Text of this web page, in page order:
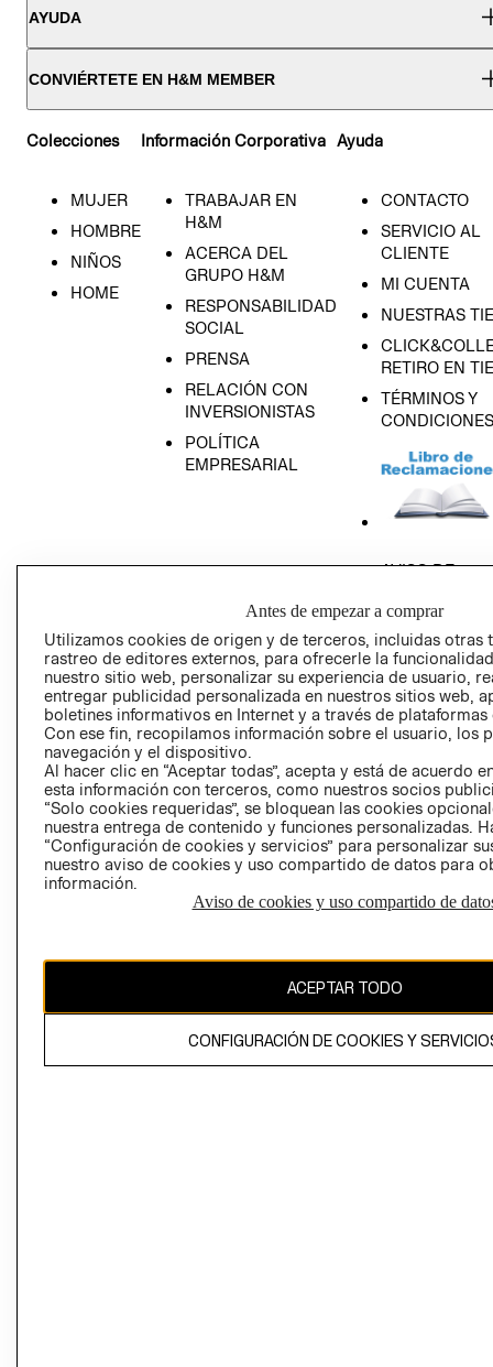
AYUDA
CONVIÉRTETE EN H&M MEMBER
Colecciones
MUJER
HOMBRE
NIÑOS
HOME
Información Corporativa
TRABAJAR EN
H&M
ACERCA DEL
GRUPO H&M
RESPONSABILIDAD
SOCIAL
PRENSA
RELACIÓN CON
INVERSIONISTAS
POLÍTICA
EMPRESARIAL
Ayuda
CONTACTO
SERVICIO AL
CLIENTE
MI CUENTA
NUESTRAS
RETIRO EN
TÉRMINOS Y
CONDICIONES
AVISO DE
GIFT CARD
AVISO DE
Perú (S/)
CAMBIAR REGIÓN
propiedad de H&M Hennes & Mauritz AB
Antes de empezar a comprar
Utilizamos cookies de origen y de terceros, incluidas otras
rastreo de editores externos, para ofrecerle la
nuestro sitio web, personalizar su experiencia de usuario,
entregar publicidad personalizada en nuestros sitios web,
boletines informativos en Internet y a través de plataformas
Con ese fin, recopilamos información sobre el usuario, los
navegación y el dispositivo.
Al hacer clic en “Aceptar todas”, acepta y está de acuerdo
esta información con terceros, como nuestros socios
“Solo cookies requeridas”, se bloquean las cookies
nuestra entrega de contenido y funciones personalizadas.
“Configuración de cookies y servicios” para personalizar
nuestro aviso de cookies y uso compartido de datos para
información.
Aviso de cookies y uso compartido de
ACEPTAR TODO
CONFIGURACIÓN DE COOKIES Y